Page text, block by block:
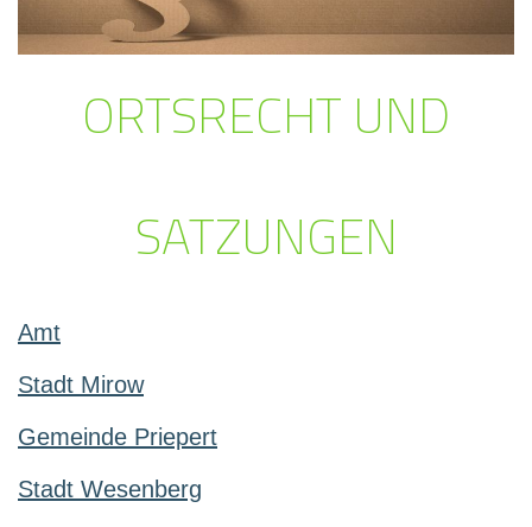
ORTSRECHT UND
SATZUNGEN
Amt
Stadt Mirow
Gemeinde Priepert
Stadt Wesenberg